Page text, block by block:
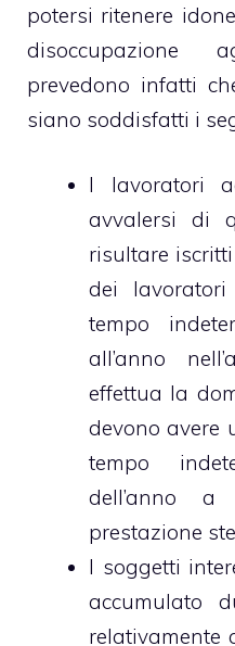
potersi ritenere
disoccupazione
prevedono infatti
siano soddisfatti i
I lavoratori
avvalersi di
risultare
dei
tempo
all’anno
effettua la
devono avere
tempo
dell’anno
prestazione
I soggetti
accumulato
relativamente